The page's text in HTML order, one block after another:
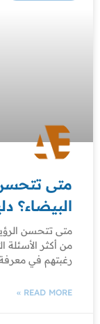
متى تتحسن
البيضاء؟
متى تتحسن
من أكثر
رغبتهم في
READ MORE »